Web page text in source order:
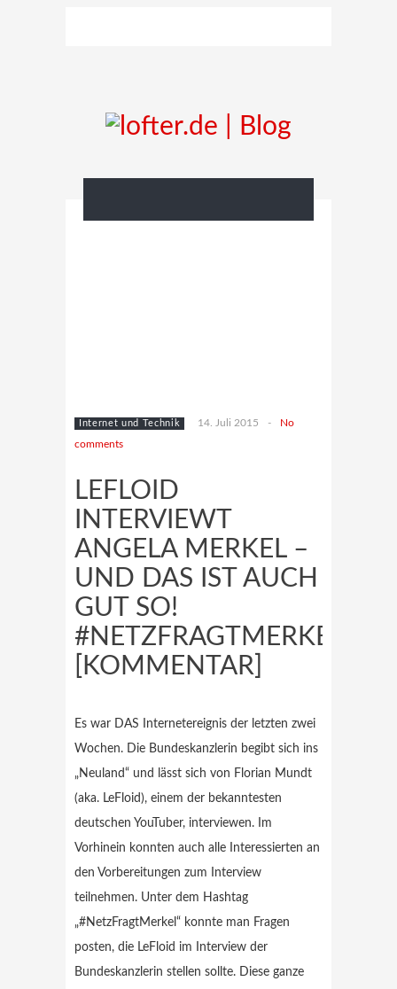
Internet und Technik 14. Juli 2015 -
No
comments
LEFLOID
INTERVIEWT
ANGELA MERKEL –
UND DAS IST AUCH
GUT SO!
#NETZFRAGTMERKEL
[KOMMENTAR]
Es war DAS Internetereignis der letzten zwei
Wochen. Die Bundeskanzlerin begibt sich ins
„Neuland“ und lässt sich von Florian Mundt
(aka. LeFloid), einem der bekanntesten
deutschen YouTuber, interviewen. Im
Vorhinein konnten auch alle Interessierten an
den Vorbereitungen zum Interview
teilnehmen. Unter dem Hashtag
„#NetzFragtMerkel“ konnte man Fragen
posten, die LeFloid im Interview der
Bundeskanzlerin stellen sollte. Diese ganze